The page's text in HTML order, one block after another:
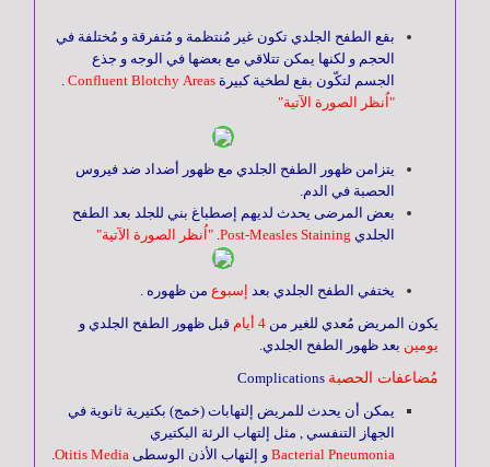
الأمراض
التناسلية
بقع الطفح الجلدي تكون غير مُنتظمة و مُتفرقة و مُختلفة في
الحجم و لكنها يمكن تتلاقي مع بعضها في الوجه و جذع
الجسم لتكّون بقع لطخية كبيرةConfluent Blotchy Areas
.
"اُنظر الصورة الآتية"
يتزامن ظهور الطفح الجلدي مع ظهور أضداد ضد فيروس
الحصبة في الدم.
بعض المرضى يحدث لديهم إصطباغ بني للجلد بعد الطفح
Post-Measles Staining
."اُنظر الصورة الآتية"
يختفي الطفح الجلدي بعدإسبوع من ظهوره .
يكون المريض مُعدي للغير من4 أيام
قبل ظهور الطفح الجلدي و
بعد ظهور الطفح الجلدي.
مُضاعفات الحصبة
Complications
يمكن أن يحدث للمريض إلتهابات (خمج) بكتيرية ثانوية في
الجهاز التنفسي , مثل إلتهاب الرئة البكتيري
Bacterial Pneumoniaو إلتهاب الأذن الوسطىOtitis Media
.